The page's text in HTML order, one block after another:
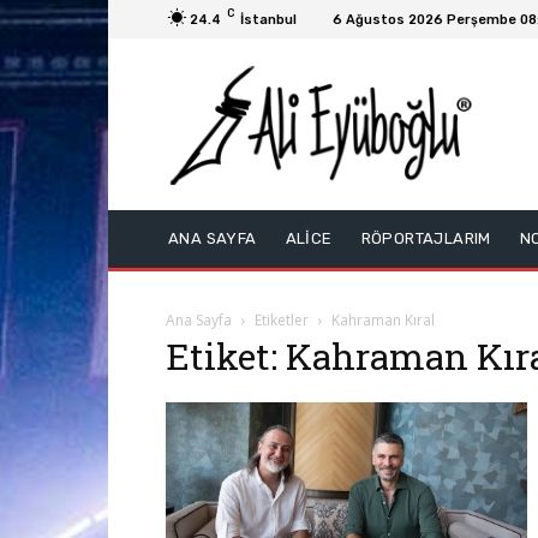
24.4 C İstanbul 6 Ağustos 2026 Perşembe
ANA SAYFA ALİCE RÖPORTAJLARIM
Ana Sayfa Etiketler Kahraman Kıral
Etiket: Kahraman